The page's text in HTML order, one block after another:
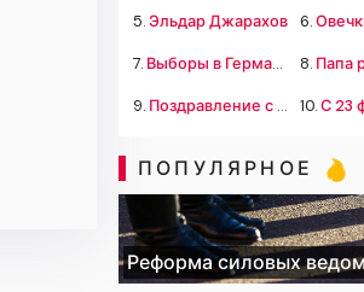
5.Эльдар Джарахов 6.
7. Выборы в Германии 8. Папа
9. Поздравление с 23 февраля 10.С 23
ПОПУЛЯРНОЕ
Реформа силовых